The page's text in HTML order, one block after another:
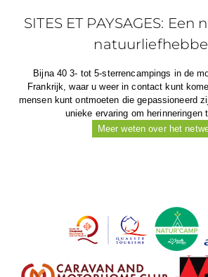
SITES ET PAYSAGES:
Bijna 40 3- tot 5-sterrencampings in de
Frankrijk, waar u weer in contact kunt
mensen kunt ontmoeten die gepassioneerd
unieke ervaring om herinneringen
Meer weten over het